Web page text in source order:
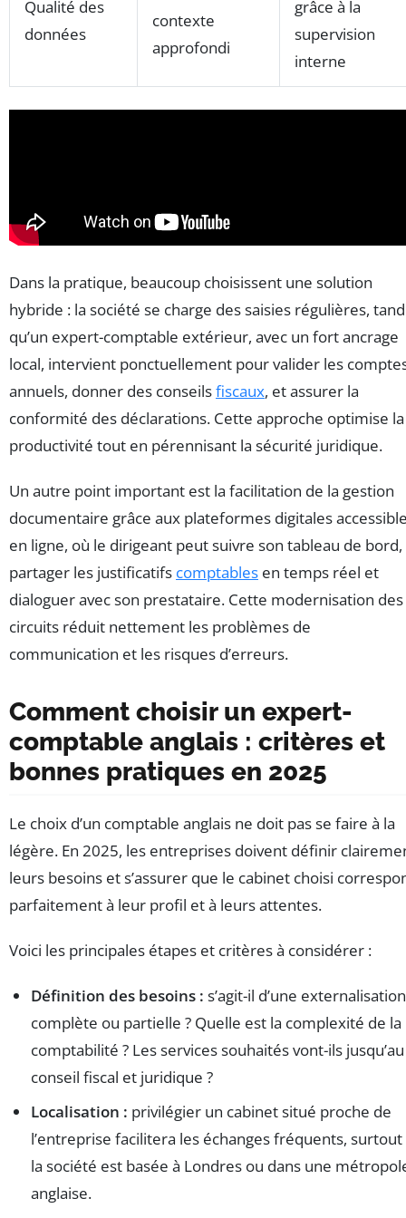
Qualité des
données
contexte
approfondi
grâce à la
supervision
interne
Dans la pratique, beaucoup choisissent une solution
hybride : la société se charge des saisies régulières,
qu’un expert-comptable extérieur, avec un fort ancrage
local, intervient ponctuellement pour valider les
annuels, donner des conseilsfiscaux, et assurer la
conformité des déclarations. Cette approche optimise la
productivité tout en pérennisant la sécurité juridique.
Un autre point important est la facilitation de la gestion
documentaire grâce aux plateformes digitales
en ligne, où le dirigeant peut suivre son tableau de bord,
partager les justificatifs comptables en temps réel et
dialoguer avec son prestataire. Cette modernisation des
circuits réduit nettement les problèmes de
communication et les risques d’erreurs.
Comment choisir un expert-
comptable anglais : critères et
bonnes pratiques en 2025
Le choix d’un comptable anglais ne doit pas se faire à la
légère. En 2025, les entreprises doivent définir
leurs besoins et s’assurer que le cabinet choisi
parfaitement à leur profil et à leurs attentes.
Voici les principales étapes et critères à considérer :
Définition des besoins : s’agit-il d’une externalisation
complète ou partielle ? Quelle est la complexité de la
comptabilité ? Les services souhaités vont-ils jusqu’au
conseil fiscal et juridique ?
Localisation : privilégier un cabinet situé proche de
l’entreprise facilitera les échanges fréquents, surtout
la société est basée à Londres ou dans une
anglaise.